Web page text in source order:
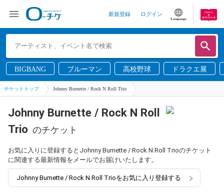
新規登録 ログイン
Language
BIGBANG ブルーマン 高校野球 ドラクエ展
チケットトップ Johnny Burnette / Rock N Roll Trio
Johnny Burnette / Rock N Roll
Trio のチケット
お気に入りに登録するとJohnny Burnette / Rock N Roll Trioのチケット
に関連する最新情報をメールでお届けいたします。
Johnny Burnette / Rock N Roll Trioをお気に入り登録する